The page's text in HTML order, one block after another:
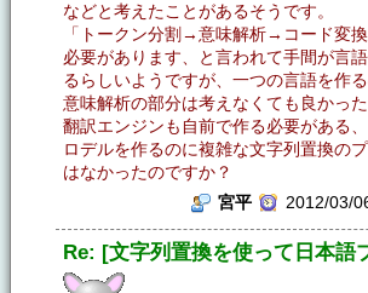
などと考えたことがあるそうです。
「トークン分割→意味解析→コード変
必要があります、と言われて手間が言
るらしいようですが、一つの言語を作
意味解析の部分は考えなくても良かっ
翻訳エンジンも自前で作る必要がある
ロデルを作るのに複雑な文字列置換の
はなかったのですか？
宮平
2012/03/
Re: [文字列置換を使って日本語